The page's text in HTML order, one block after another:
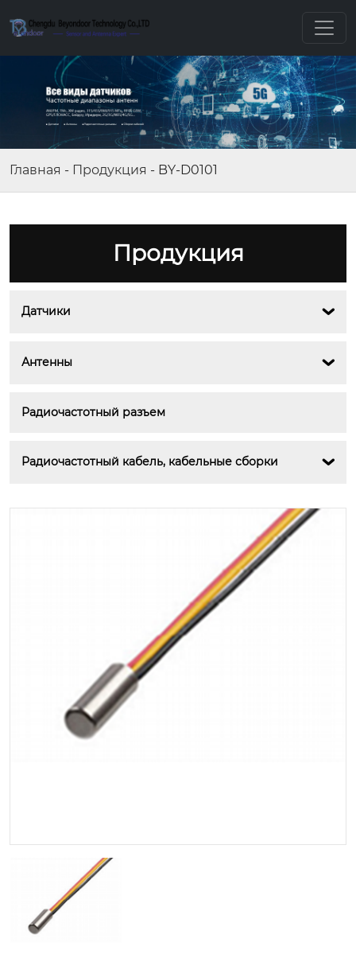
Главная - Продукция - BY-D0101
Продукция
Датчики 
Антенны 
Радиочастотный разъем
Радиочастотный кабель, кабельные сборки 